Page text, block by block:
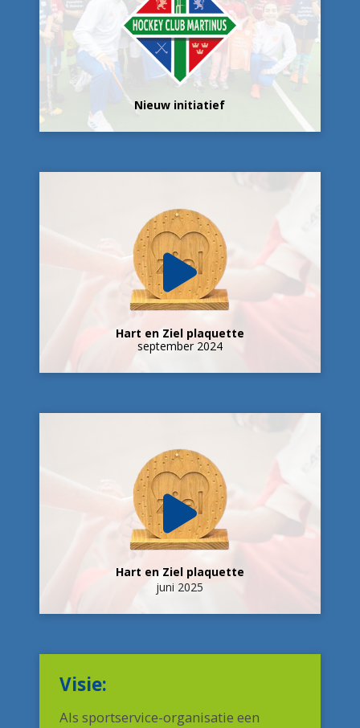
Nieuw initiatief
Hart en Ziel plaquette
september 2024
Hart en Ziel plaquette
juni 2025
Visie:
Als sportservice-organisatie een